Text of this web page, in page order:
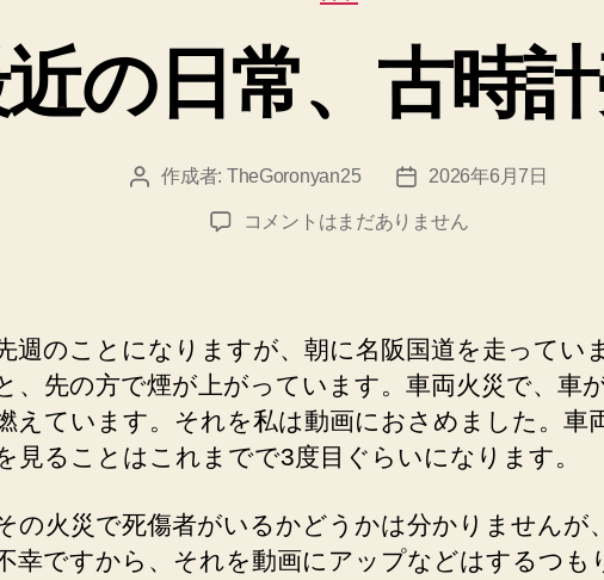
テ
の日常、古時
投 作成者: TheGoronyan25
投
日
2026年6月7日
最
常、
古
時
計
売
の
コメントはまだありません
週のことになりますが、朝に名阪国道を走ってい
、先の方で煙が上がっています。車両火災で、車
えています。それを私は動画におさめました。車
見ることはこれまでで3度目ぐらいになります。
の火災で死傷者がいるかどうかは分かりませんが
幸ですから、それを動画にアップなどはするつも